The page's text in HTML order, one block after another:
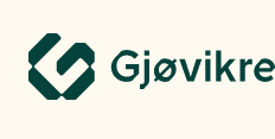
Gjøvikregionen Utvikling